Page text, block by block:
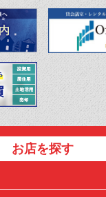
お店を探す